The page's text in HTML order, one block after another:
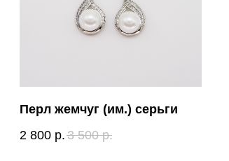
Перл жемчуг (им.) серьги
2 800 р. 3 500 р.